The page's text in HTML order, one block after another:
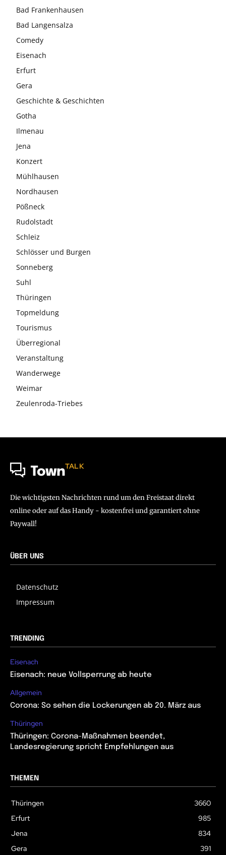
Bad Frankenhausen
Bad Langensalza
Comedy
Eisenach
Erfurt
Gera
Geschichte & Geschichten
Gotha
Ilmenau
Jena
Konzert
Mühlhausen
Nordhausen
Pößneck
Rudolstadt
Schleiz
Schlösser und Burgen
Sonneberg
Suhl
Thüringen
Topmeldung
Tourismus
Überregional
Veranstaltung
Wanderwege
Weimar
Zeulenroda-Triebes
TownTALK
Die wichtigsten Nachrichten rund um den Freistaat direkt
online oder auf das Handy - kostenfrei und garantiert ohne
Paywall!
ÜBER UNS
Datenschutz
Impressum
TRENDING
Eisenach
Eisenach: neue Vollsperrung ab heute
Allgemein
Corona: So sehen die Lockerungen ab 20. März aus
Thüringen
Thüringen: Corona-Maßnahmen beendet,
Landesregierung spricht Empfehlungen aus
THEMEN
Thüringen
3660
Erfurt
985
Jena
834
Gera
391